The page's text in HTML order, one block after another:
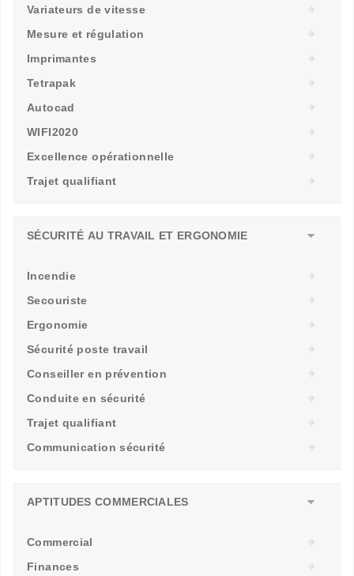
Variateurs de vitesse
Mesure et régulation
Imprimantes
Tetrapak
Autocad
WIFI2020
Excellence opérationnelle
Trajet qualifiant
SÉCURITÉ AU TRAVAIL ET ERGONOMIE
Incendie
Secouriste
Ergonomie
Sécurité poste travail
Conseiller en prévention
Conduite en sécurité
Trajet qualifiant
Communication sécurité
APTITUDES COMMERCIALES
Commercial
Finances